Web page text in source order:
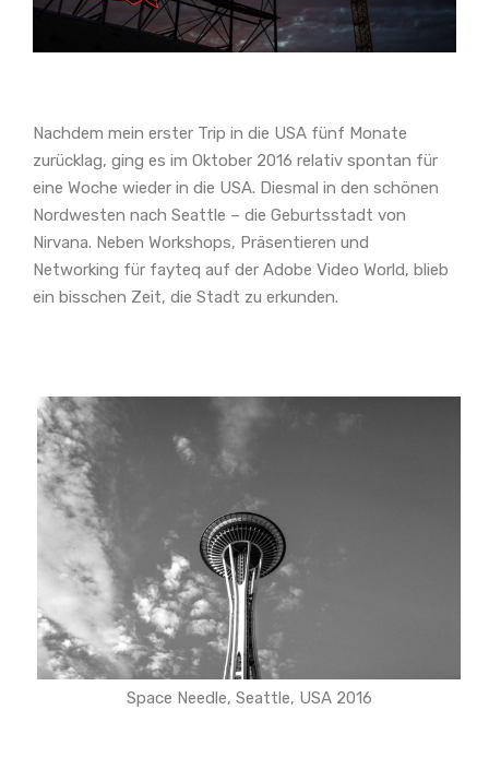
Nachdem mein erster Trip in die USA fünf Monate
zurücklag, ging es im Oktober 2016 relativ spontan für
eine Woche wieder in die USA. Diesmal in den schönen
Nordwesten nach Seattle – die Geburtsstadt von
Nirvana. Neben Workshops, Präsentieren und
Networking für fayteq auf der Adobe Video World, blieb
ein bisschen Zeit, die Stadt zu erkunden.
Space Needle, Seattle, USA 2016